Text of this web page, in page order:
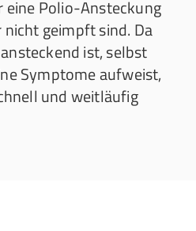
eine Polio-Ansteckung
geimpft sind. Da
ist, selbst
Symptome aufweist,
und weitläufig